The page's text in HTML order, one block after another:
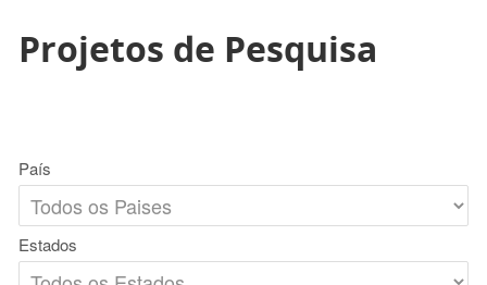
Projetos de Pesquisa
País
Estados